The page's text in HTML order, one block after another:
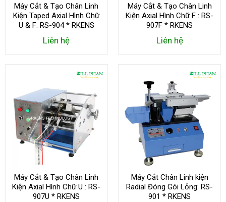
Máy Cắt & Tạo Chân Linh
Kiện Taped Axial Hình Chữ
U & F: RS-904 * RKENS
Liên hệ
Máy Cắt & Tạo Chân Linh
Kiện Axial Hình Chữ F : RS-
907F * RKENS
Liên hệ
Máy Cắt & Tạo Chân Linh
Kiện Axial Hình Chữ U : RS-
907U * RKENS
Máy Cắt Chân Linh kiện
Radial Đóng Gói Lỏng: RS-
901 * RKENS